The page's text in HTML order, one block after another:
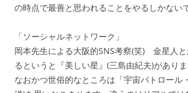
の時点で最善と思われることをやるしかない
「ソーシャルネットワーク」
岡本先生による大阪的SNS考察(笑) 金星人と
るというと『美しい星』(三島由紀夫)があり
なおかつ世俗的なところは「宇宙パトロール